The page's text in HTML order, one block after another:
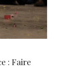
: Faire